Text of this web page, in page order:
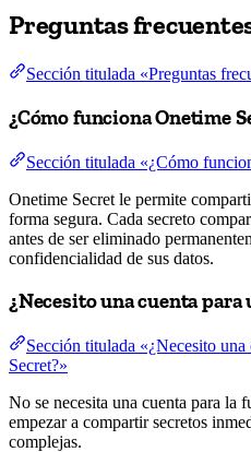
Preguntas
Sección titulada «Preguntas
¿Cómo funciona Onetime
Sección titulada «¿Cómo
Onetime Secret le permite
forma segura. Cada secreto
antes de ser eliminado
confidencialidad de sus datos.
¿Necesito una cuenta
Sección titulada «¿Necesito
Secret?»
No se necesita una cuenta para la
empezar a compartir secretos
complejas.